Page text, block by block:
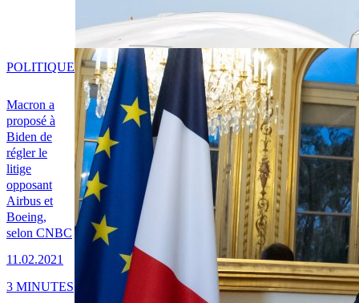
Macron a
proposé à
Biden de
régler le
litige
opposant
Airbus et
Boeing,
selon CNBC
11.02.2021
POLITIQUE
3 MINUTES